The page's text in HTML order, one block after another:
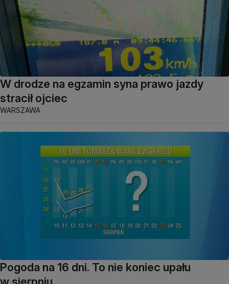
W drodze na egzamin syna prawo jazdy
stracił ojciec
WARSZAWA
Pogoda na 16 dni. To nie koniec upału
w sierpniu